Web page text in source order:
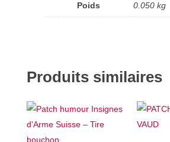
Poids 0.050 kg
Produits similaires